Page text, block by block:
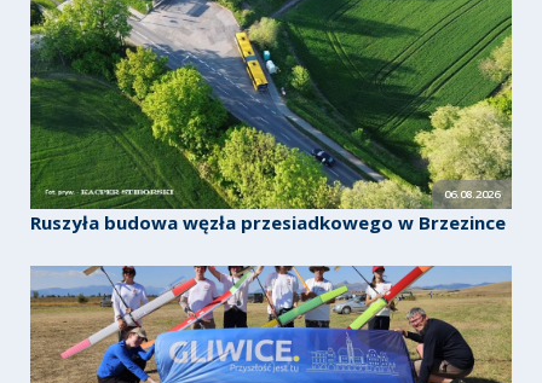
06.08.2026
Ruszyła budowa węzła przesiadkowego w Brzezince